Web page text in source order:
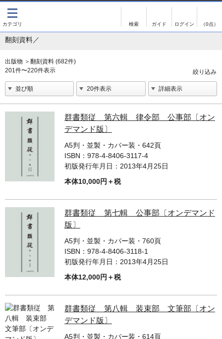
（0点）
出版物
影印資料
翻刻資料
演劇資料
文学全集
近代雑誌複刻資料
単行本◆文学
単行本◆演劇
単行本◆日本語史
単行本◆美術
Ｗｅｂ版
美本なし
古書
書誌学・目録
言語学
国語学
国文学
国文学（近代）
古典芸能
古典複製
古書目録
画像がある商品のみ検索
翻刻資料／
出版物 ＞ 翻刻資料 (682件)
201件〜220件表示
出版物トップ
影印資料
翻刻資料
文学全集
近代雑誌複刻資料
単行本◆文学
単行本◆演劇
単行本◆歴史
単行本◆日本語史
単行本◆美術
Ｗｅｂ版
群書類従 第六輯 律令部 公事部〔オン
デマンド版〕
A5判・並製・カバー装・642頁
ISBN： 978-4-8406-3117-4
初版発行年月日： 2013年4月25日
本体10,000円＋税
群書類従 第七輯 公事部〔オンデマンド
版〕
A5判・並製・カバー装・760頁
ISBN： 978-4-8406-3118-1
初版発行年月日： 2013年4月25日
本体12,000円＋税
群書類従 第八輯 装束部 文筆部〔オン
デマンド版〕
A5判・並製・カバー装・614頁